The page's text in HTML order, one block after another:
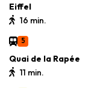
Eiffel
16 min.
5
Quai de la Rapée
11 min.